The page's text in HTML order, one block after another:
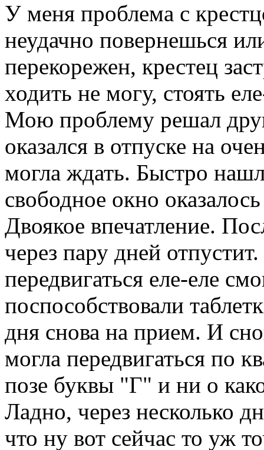
У меня проблема с
неудачно повернешься
перекорежен, крестец
ходить не могу, стоять
Мою проблему решал
оказался в отпуске на
могла ждать. Быстро
свободное окно
Двоякое впечатление.
через пару дней
передвигаться еле-еле
поспособствовали
дня снова на прием. И
могла передвигаться по
позе буквы "Г" и ни о
Ладно, через несколько
что ну вот сейчас то уж